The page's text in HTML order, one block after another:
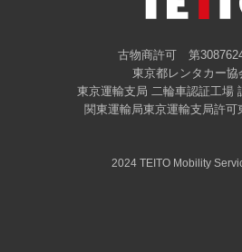
古物商許可 第
東京都レンタカー協
東京運輸支局 二輪車認証工場
関東運輸局東京運輸支局許可
2024 TEITO Mobility